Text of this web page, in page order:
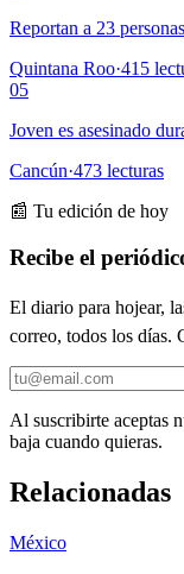
Reportan a 23
Quintana Roo·415
05
Joven es asesinado
Cancún·473 lecturas
📰 Tu edición de hoy
Recibe el
El diario para hojear,
correo, todos los días.
Al suscribirte aceptas
baja cuando quieras.
Relacionadas
México